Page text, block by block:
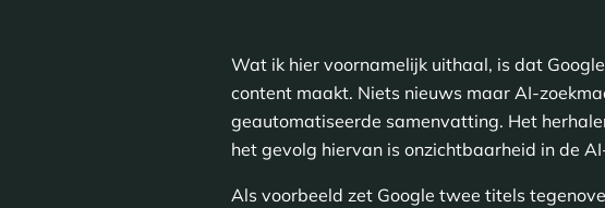
Wat ik hier voornamelijk uithaal, is dat
content maakt. Niets nieuws maar AI-
geautomatiseerde samenvatting. Het
het gevolg hiervan is onzichtbaarheid in de
Als voorbeeld zet Google twee titels